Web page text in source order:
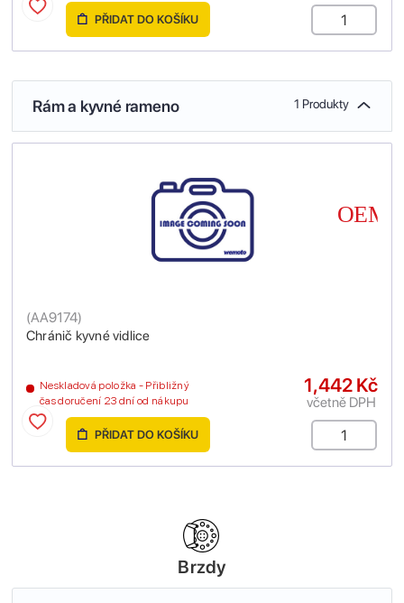
PŘIDAT DO KOŠÍKU
Rám a kyvné rameno 1 Produkty
Chránič kyvné vidlice
(AA9174)
Neskladová položka - Přibližný
čas doručení 23 dní od nákupu
1,442 Kč
včetně DPH
PŘIDAT DO KOŠÍKU
Brzdy